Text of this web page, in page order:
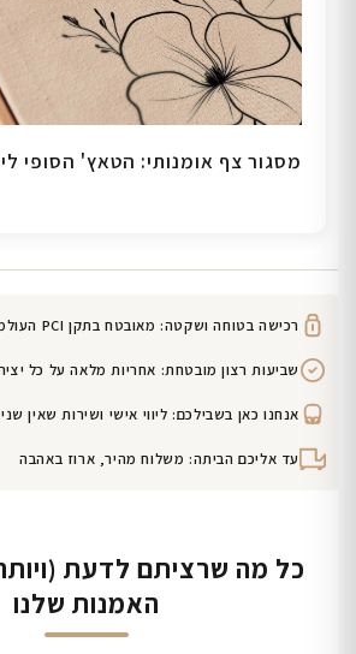
מסגור צף אומנותי: הטאץ' הסופי
רכישה בטוחה ושקטה: מאובטח בתקן PCI העולמי
שביעות רצון מובטחת: אחריות מלאה על כל
אנחנו כאן בשבילכם: ליווי אישי ושירות שאין
עד אליכם הביתה: משלוח מהיר, ארוז באהבה
כל מה שרציתם לדעת
האמנות שלנו